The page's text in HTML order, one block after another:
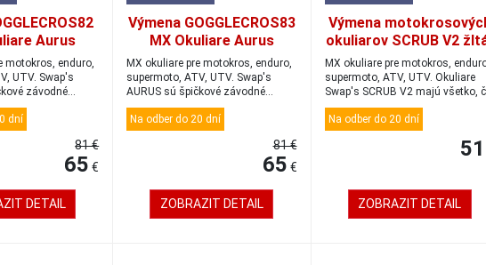
Aurus
iridium gold
motokros, enduro,
UTV. Swap's
závodné
dní
81 €
65 €
DETAIL
Výmena GOGGLECROS83
MX Okuliare Aurus
gold/gold/iridium gold
MX okuliare pre motokros, enduro,
supermoto, ATV, UTV. Swap's
AURUS sú špičkové závodné
okuliare, kt...
Na odber do 20 dní
81 €
65 €
ZOBRAZIT DETAIL
Výmena
okuliarov SCRUB V2
čierna/iridiovo-zelená
MX okuliare pre motokros,
supermoto, ATV, UTV. Okuliare
Swap's SCRUB V2 majú všetko,
...
Na odber do 20 dní
51
ZOBRAZIT DETAIL